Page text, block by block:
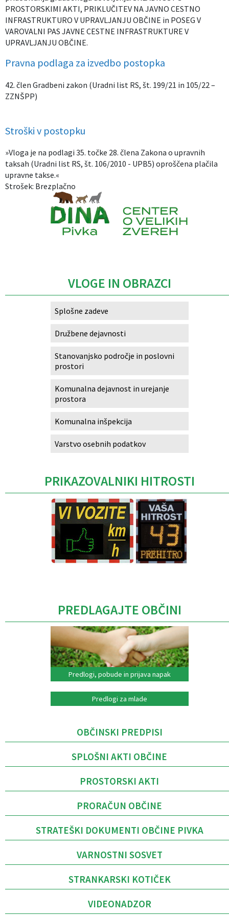
PROSTORSKIMI AKTI, PRIKLUČITEV NA JAVNO CESTNO
INFRASTRUKTURO V UPRAVLJANJU OBČINE in POSEG V
VAROVALNI PAS JAVNE CESTNE INFRASTRUKTURE V
UPRAVLJANJU OBČINE.
Pravna podlaga za izvedbo postopka
42. člen Gradbeni zakon (Uradni list RS, št. 199/21 in 105/22 –
ZZNŠPP)
Stroški v postopku
»Vloga je na podlagi 35. točke 28. člena Zakona o upravnih
taksah (Uradni list RS, št. 106/2010 - UPB5) oproščena plačila
upravne takse.«
Strošek: Brezplačno
VLOGE IN OBRAZCI
Splošne zadeve
Družbene dejavnosti
Stanovanjsko področje in poslovni
prostori
Komunalna dejavnost in urejanje
prostora
Komunalna inšpekcija
Varstvo osebnih podatkov
PRIKAZOVALNIKI HITROSTI
PREDLAGAJTE OBČINI
Predlogi, pobude in prijava napak
Predlogi za mlade
OBČINSKI PREDPISI
SPLOŠNI AKTI OBČINE
PROSTORSKI AKTI
PRORAČUN OBČINE
STRATEŠKI DOKUMENTI OBČINE PIVKA
VARNOSTNI SOSVET
STRANKARSKI KOTIČEK
VIDEONADZOR
Izobraževanje
Kultura, šport in turizem
Sociala in zdravstvo
Skupna občinska uprava